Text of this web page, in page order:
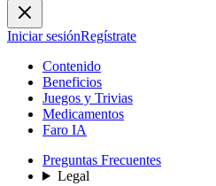
Iniciar sesiónRegístrate
Contenido
Beneficios
Juegos y Trivias
Medicamentos
Faro IA
Preguntas Frecuentes
Legal